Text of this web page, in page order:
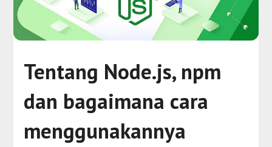
Tentang Node.js, npm
dan bagaimana cara
menggunakannya